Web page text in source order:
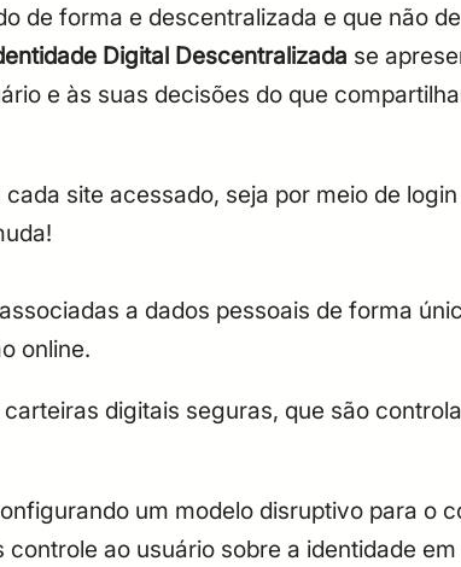
de forma e descentralizada e que não
Digital Descentralizada se
e às suas decisões do que
site acessado, seja por meio de
a dados pessoais de forma
online.
digitais seguras, que são
um modelo disruptivo para o
ao usuário sobre a identidade